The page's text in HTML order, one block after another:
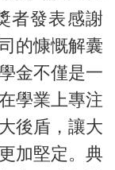
者發表感謝
的慷慨解囊
金不僅是一
學業上專注
後盾，讓大
加堅定。典